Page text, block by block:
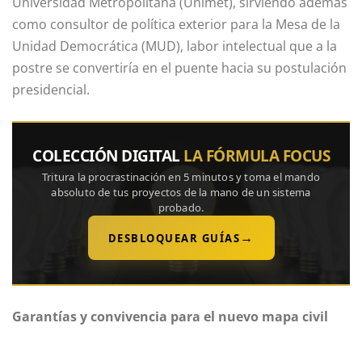
como consultor de política exterior para la Mesa de la
Unidad Democrática (MUD), labor intelectual que a la
postre se convertiría en el puente hacia su postulación
presidencial.
COLECCIÓN DIGITAL LA FÓRMULA FOCUS
Tritura la procrastinación en 5 minutos y toma el mando
absoluto de tus proyectos de la mano de un sistema
probado.
DESBLOQUEAR GUÍAS →
Garantías y convivencia para el nuevo mapa civil